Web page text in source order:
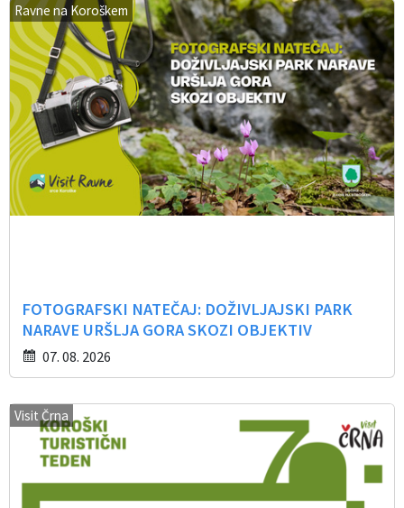
Ravne na Koroškem
FOTOGRAFSKI NATEČAJ: DOŽIVLJAJSKI PARK
NARAVE URŠLJA GORA SKOZI OBJEKTIV
07. 08. 2026
Visit Črna